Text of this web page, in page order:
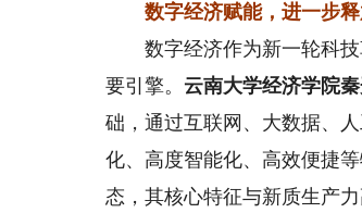
数字经济赋能，进一步释
数字经济作为新一轮科技
要引擎。 云南大学经济学院
础，通过互联网、大数据、
化、高度智能化、高效便捷
态，其核心特征与新质生产